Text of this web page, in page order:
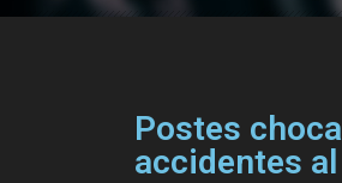
Postes
accidentes